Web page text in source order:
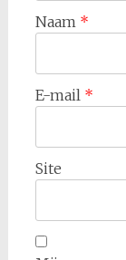
Naam *
E-mail *
Site